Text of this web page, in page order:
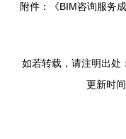
附件：《BIM咨询服务
如若转载，请注明出处
更新时